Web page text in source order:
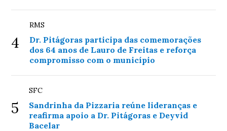
4
RMS
Dr. Pitágoras participa das comemorações
dos 64 anos de Lauro de Freitas e reforça
compromisso com o município
5
SFC
Sandrinha da Pizzaria reúne lideranças e
reafirma apoio a Dr. Pitágoras e Deyvid
Bacelar